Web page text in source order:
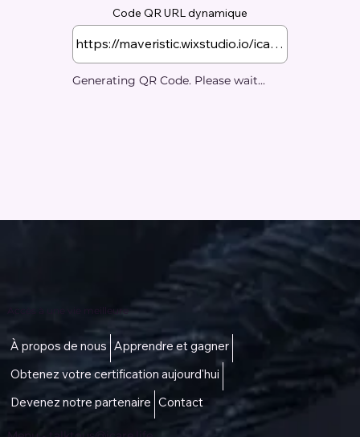
Code QR URL dynamique
Generating QR Code. Please wait...
Accès à une vie meilleure
À propos de nous Apprendre et gagner
Obtenez votre certification aujourd'hui
Devenez notre partenaire Contact